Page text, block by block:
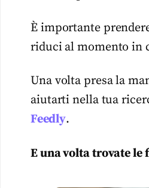
È importante
riduci al momento in
Una volta presa la
aiutarti nella tua
Feedly.
E una volta trovate